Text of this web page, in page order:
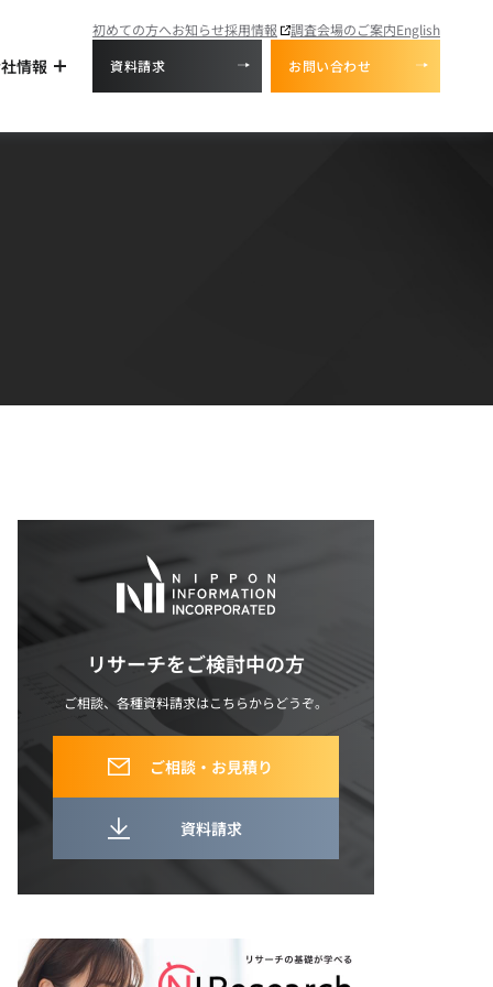
情報 資料請求 お問い合わせ
初めての方へお知らせ採用情報 調査会場のご案内English
リサーチをご検討中の方
ご相談、各種資料請求はこちらからどうぞ。
ご相談・お見積り
資料請求